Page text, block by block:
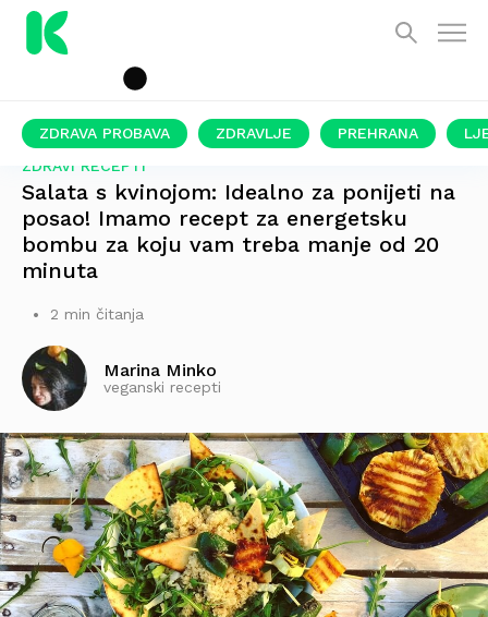
ZDRAVA PROBAVA ZDRAVLJE PREHRANA
ZDRAVI RECEPTI
Salata s kvinojom: Idealno za ponijeti na
posao! Imamo recept za energetsku
bombu za koju vam treba manje od 20
minuta
2 min čitanja
Marina Minko
veganski recepti